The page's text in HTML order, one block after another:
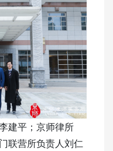
建平；京师律所
联营所负责人刘仁